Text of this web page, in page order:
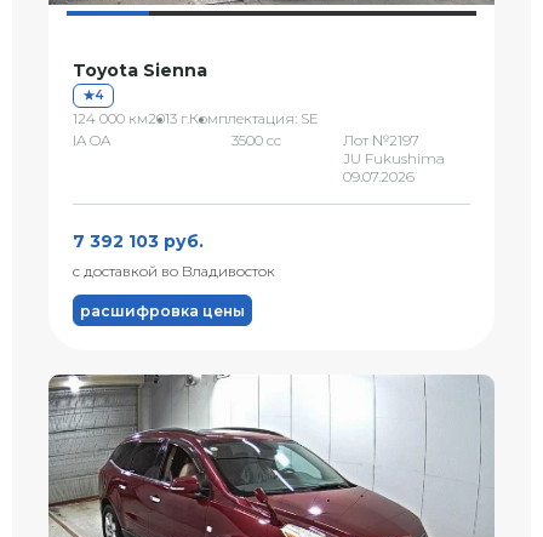
Toyota Sienna
4
124 000 км2013 г.Комплектация: SE
IA OA
3500 сс
Лот №2197
JU Fukushima
09.07.2026
7 392 103 руб.
с доставкой во Владивосток
расшифровка цены